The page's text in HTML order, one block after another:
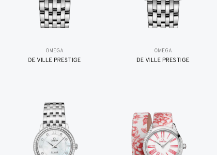
OMEGA
DE VILLE PRESTIGE
OMEGA
DE VILLE PRESTIGE